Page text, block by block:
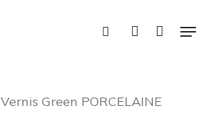
rechercheaccountMenu
Fermer
Vernis Green PORCELAINE